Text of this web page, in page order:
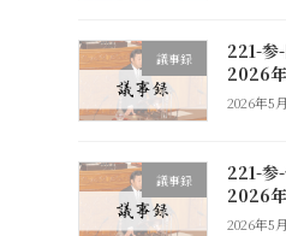
議事録
221-参
2026
2026年5
議事録
221-参
2026
2026年5